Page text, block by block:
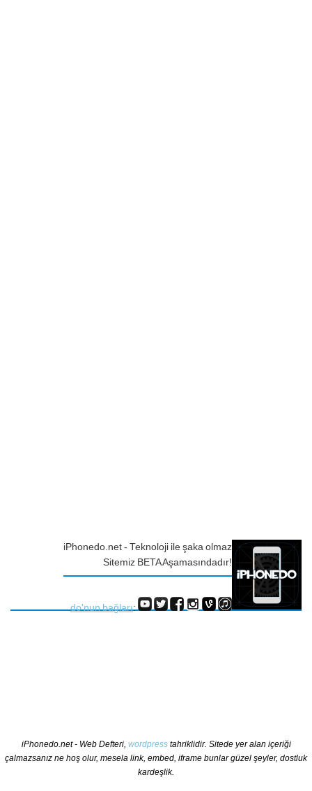
iPhonedo.net - Teknoloji ile şaka olmaz
Sitemiz BETA Aşamasındadır!
do'nun bağları:
iPhonedo.net - Web Defteri, wordpresstahriklidir. Sitede yer alan içeriği
çalmazsanız ne hoş olur, mesela link, embed, iframe bunlar güzel şeyler, dostluk
kardeşlik.